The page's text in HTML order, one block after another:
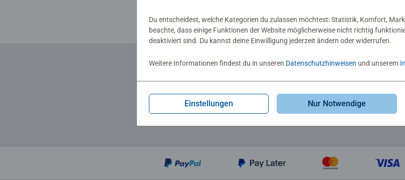
Du entscheidest, welche Kategorien du zulassen möchtest: Statistik, Komfort,
beachte, dass einige Funktionen der Website möglicherweise nicht richtig
deaktiviert sind. Du kannst deine Einwilligung jederzeit ändern oder widerrufen.
Weitere Informationen findest du in unseren Datenschutzhinweisen und unserem
Einstellungen Nur Notwendige